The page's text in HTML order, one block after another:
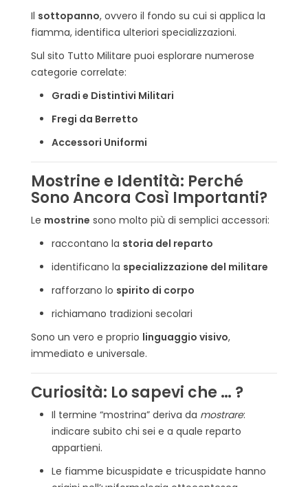
Il sottopanno, ovvero il fondo su cui si applica la
fiamma, identifica ulteriori specializzazioni.
Sul sito Tutto Militare puoi esplorare numerose
categorie correlate:
Gradi e Distintivi Militari
Fregi da Berretto
Accessori Uniformi
Mostrine e Identità: Perché
Sono Ancora Così Importanti?
Le mostrine sono molto più di semplici accessori:
raccontano la storia del reparto
identificano la specializzazione del militare
rafforzano lo spirito di corpo
richiamano tradizioni secolari
Sono un vero e proprio linguaggio visivo,
immediato e universale.
Curiosità: Lo sapevi che … ?
Il termine “mostrina” deriva da mostrare:
indicare subito chi sei e a quale reparto
appartieni.
Le fiamme bicuspidate e tricuspidate hanno